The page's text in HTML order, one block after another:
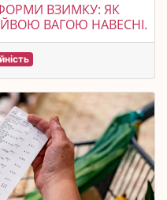
ВЗИМКУ: ЯК
ВАГОЮ НАВЕСНІ.